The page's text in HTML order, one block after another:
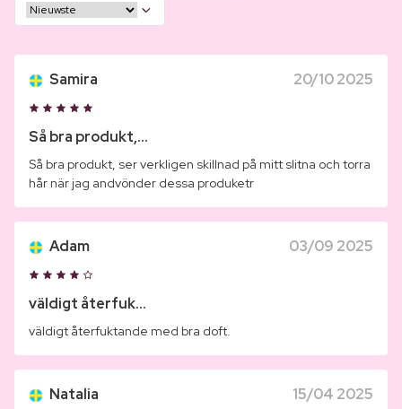
Samira 20/10 2025
Så bra produkt,...
Så bra produkt, ser verkligen skillnad på mitt slitna och torra
hår när jag andvönder dessa produketr
Adam 03/09 2025
väldigt återfuk...
väldigt återfuktande med bra doft.
Natalia 15/04 2025